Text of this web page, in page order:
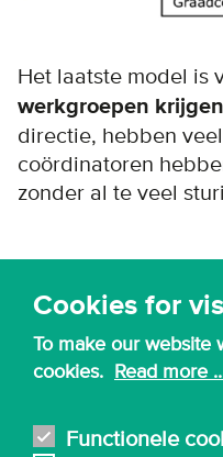
Cookies for
To make our website
cookies. Read more
Functionele
Het laatste model is
werkgroepen
directie, hebben
coördinatoren
zonder al te veel